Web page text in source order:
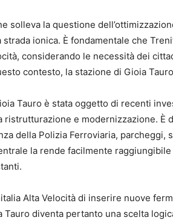
solleva la questione
ionica. È fondamentale che
considerando le necessità dei
contesto, la stazione di Gioia
Tauro è stata oggetto di recenti
ristrutturazione e modernizzazione. È
della Polizia Ferroviaria, parcheggi,
la rende facilmente
Alta Velocità di inserire nuove
Tauro diventa pertanto una scelta